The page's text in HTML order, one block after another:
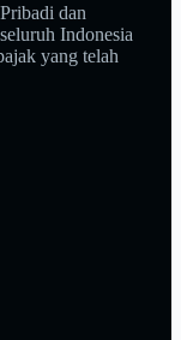
dan
Indonesia
yang telah